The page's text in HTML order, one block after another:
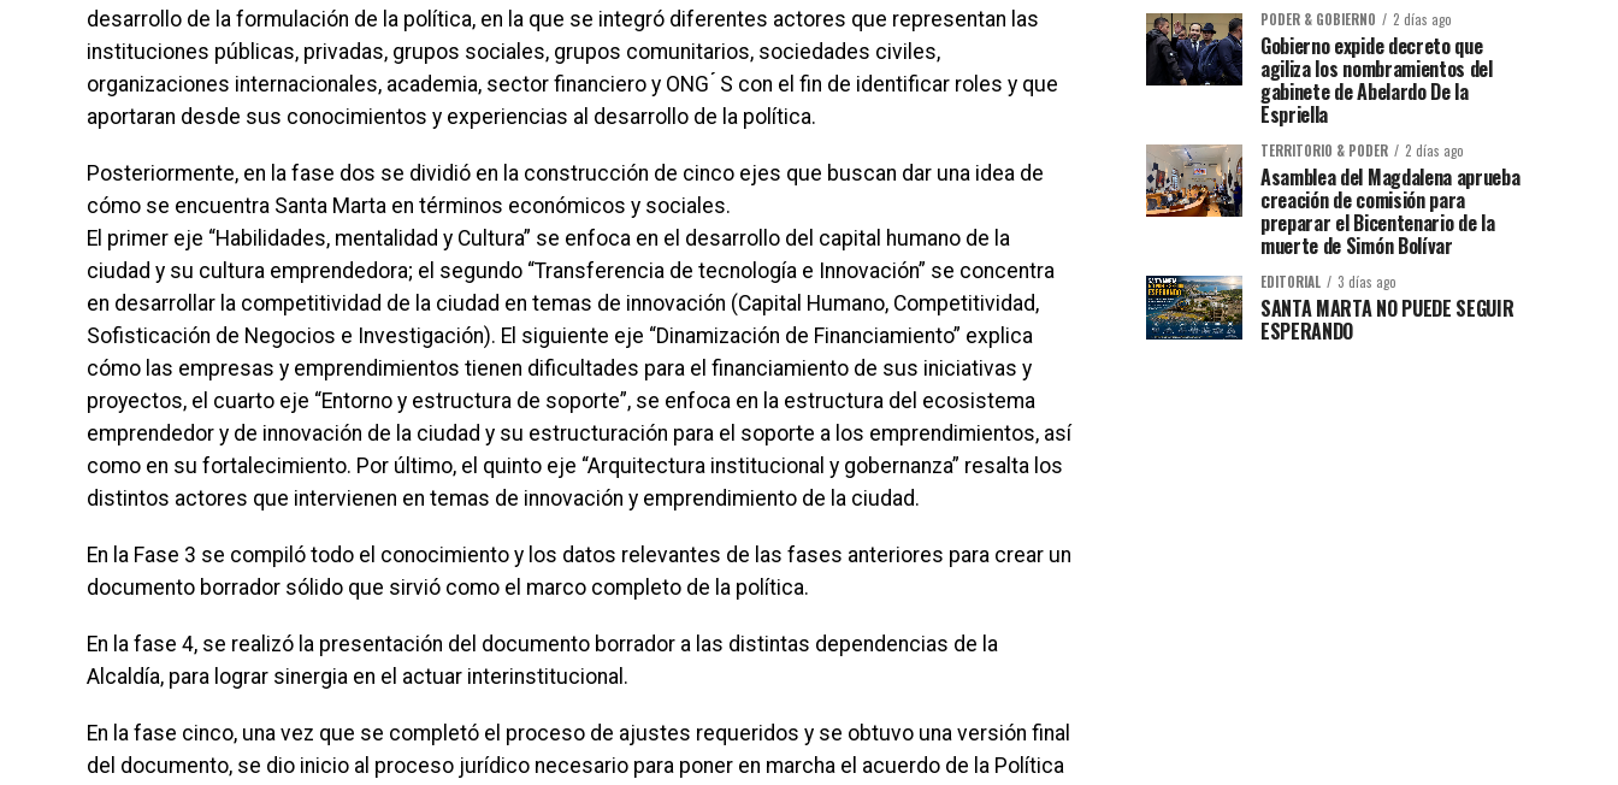
desarrollo de la formulación de la política, en la que se integró diferentes actores que representan las
instituciones públicas, privadas, grupos sociales, grupos comunitarios, sociedades civiles,
organizaciones internacionales, academia, sector financiero y ONG ́́ S con el fin de identificar roles y que
aportaran desde sus conocimientos y experiencias al desarrollo de la política.
Posteriormente, en la fase dos se dividió en la construcción de cinco ejes que buscan dar una idea de
cómo se encuentra Santa Marta en términos económicos y sociales.
El primer eje “Habilidades, mentalidad y Cultura” se enfoca en el desarrollo del capital humano de la
ciudad y su cultura emprendedora; el segundo “Transferencia de tecnología e Innovación” se concentra
en desarrollar la competitividad de la ciudad en temas de innovación (Capital Humano, Competitividad,
Sofisticación de Negocios e Investigación). El siguiente eje “Dinamización de Financiamiento” explica
cómo las empresas y emprendimientos tienen dificultades para el financiamiento de sus iniciativas y
proyectos, el cuarto eje “Entorno y estructura de soporte”, se enfoca en la estructura del ecosistema
emprendedor y de innovación de la ciudad y su estructuración para el soporte a los emprendimientos, así
como en su fortalecimiento. Por último, el quinto eje “Arquitectura institucional y gobernanza” resalta los
distintos actores que intervienen en temas de innovación y emprendimiento de la ciudad.
En la Fase 3 se compiló todo el conocimiento y los datos relevantes de las fases anteriores para crear un
documento borrador sólido que sirvió como el marco completo de la política.
En la fase 4, se realizó la presentación del documento borrador a las distintas dependencias de la
Alcaldía, para lograr sinergia en el actuar interinstitucional.
En la fase cinco, una vez que se completó el proceso de ajustes requeridos y se obtuvo una versión final
del documento, se dio inicio al proceso jurídico necesario para poner en marcha el acuerdo de la Política
PODER & GOBIERNO 2 días ago
Gobierno expide decreto que
agiliza los nombramientos del
gabinete de Abelardo De la
Espriella
TERRITORIO & PODER 2 días ago
Asamblea del Magdalena aprueba
creación de comisión para
preparar el Bicentenario de la
muerte de Simón Bolívar
EDITORIAL 3 días ago
SANTA MARTA NO PUEDE SEGUIR
ESPERANDO